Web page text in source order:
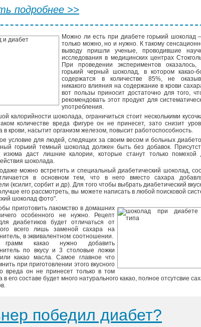
подробнее >>
Можно ли есть при диабете горький шоколад
только можно, но и нужно. К такому
выводу пришли ученые, проводившие
исследования в медицинских центрах
При проведении экспериментов оказалось,
горький черный шоколад, в котором какао-
содержатся в количестве 85%, не
никакого влияния на содержание в крови
вот пользы приносит достаточно для того,
рекомендовать этот продукт для
употребления.
калорийности шоколада, ограничиться стоит несколькими
количестве вреда фигуре он не принесет, зато снизит
в крови, насытит организм железом, повысит работоспособность.
условие для людей, следящих за своим весом и больных
горький темный шоколад должен быть без добавок.
изюма даст лишние калории, которые станут только помехой
шоколада.
можно встретить и специальный диабетический шоколад,
в основном тем, что в него вместо сахара
(ксилит, сорбит и др). Для того чтобы выбрать диабетический
его рассмотреть, вы можете написать в любой поисковой
шоколад фото".
приготовить лакомство в домашних
особенного не нужно. Рецепт
диабетиков будет отличаться от
всего лишь заменой сахара на
в эквивалентном соотношении.
какао нужно добавить
по вкусу и 3 столовые ложки
или какао масла. Самое главное что
при приготовлении этого вкусного
вреда он не принесет только в том
в его составе будет много натурального какао, полное отсутсвие
победил диабет?